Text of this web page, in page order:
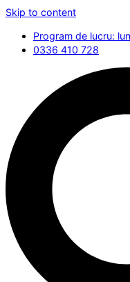
Skip to content
Program de lucru:
0336 410 728